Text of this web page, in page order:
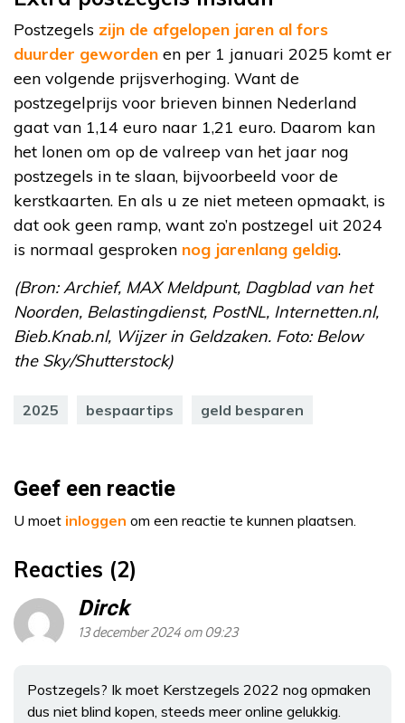
Postzegels zijn de afgelopen jaren al fors
duurder geworden en per 1 januari 2025 komt er
een volgende prijsverhoging. Want de
postzegelprijs voor brieven binnen Nederland
gaat van 1,14 euro naar 1,21 euro. Daarom kan
het lonen om op de valreep van het jaar nog
postzegels in te slaan, bijvoorbeeld voor de
kerstkaarten. En als u ze niet meteen opmaakt, is
dat ook geen ramp, want zo’n postzegel uit 2024
is normaal gesproken nog jarenlang geldig.
(Bron: Archief, MAX Meldpunt, Dagblad van het
Noorden, Belastingdienst, PostNL, Internetten.nl,
Bieb.Knab.nl, Wijzer in Geldzaken. Foto: Below
the Sky/Shutterstock)
2025 bespaartips geld besparen
Geef een reactie
U moet inloggen om een reactie te kunnen plaatsen.
Reacties (2)
Dirck
13 december 2024 om 09:23
Postzegels? Ik moet Kerstzegels 2022 nog opmaken
dus niet blind kopen, steeds meer online gelukkig.